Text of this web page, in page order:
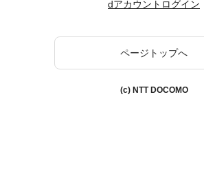
dアカウントログイン
ページトップへ
(c) NTT DOCOMO